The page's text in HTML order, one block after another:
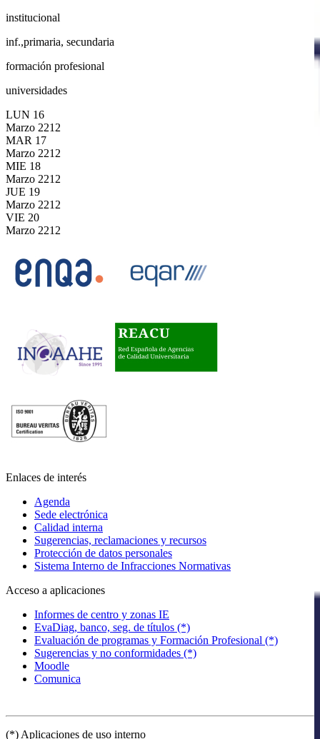
institucional
inf.,primaria, secundaria
formación profesional
universidades
LUN 16
Marzo 2212
MAR 17
Marzo 2212
MIE 18
Marzo 2212
JUE 19
Marzo 2212
VIE 20
Marzo 2212
Enlaces de interés
Agenda
Sede electrónica
Calidad interna
Sugerencias, reclamaciones y recursos
Protección de datos personales
Sistema Interno de Infracciones Normativas
Acceso a aplicaciones
Informes de centro y zonas IE
EvaDiag, banco, seg. de títulos (*)
Evaluación de programas y Formación Profesional (*)
Sugerencias y no conformidades (*)
Moodle
Comunica
(*) Aplicaciones de uso interno